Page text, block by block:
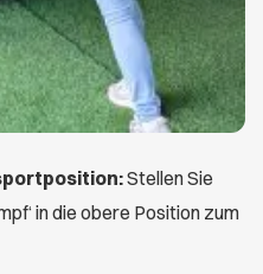
Stellen Sie
in die obere Position zum